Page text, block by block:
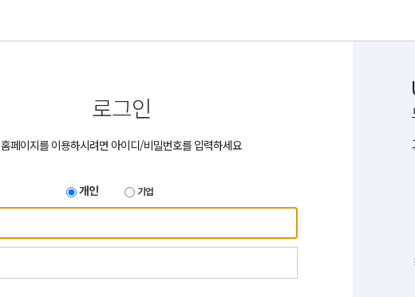
로그인
홈페이지를 이용하시려면 아이디/비밀번호를 입력하세요
개인 기업